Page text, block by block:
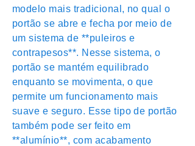
modelo mais tradicional, no qual o
portão se abre e fecha por meio de
um sistema de **puleiros e
contrapesos**. Nesse sistema, o
portão se mantém equilibrado
enquanto se movimenta, o que
permite um funcionamento mais
suave e seguro. Esse tipo de portão
também pode ser feito em
**alumínio**, com acabamento